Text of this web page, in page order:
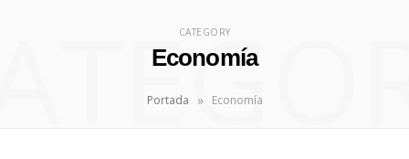
CATEGORY
Economía
Portada » Economía